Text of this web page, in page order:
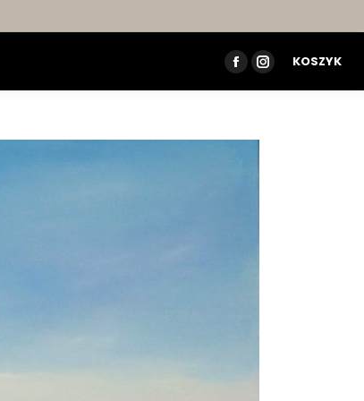
FACEBOOK
PAGE
IN
INSTAGRAM
PAGE
KOSZYK